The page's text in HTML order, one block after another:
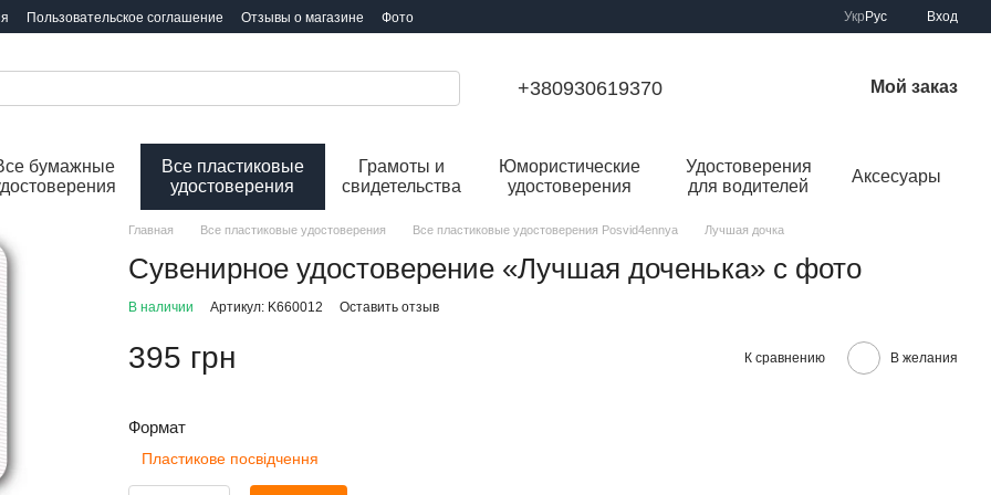
Пользовательское соглашение Отзывы о магазине Фото Укр Рус Вход
+380930619370 Мой заказ
бумажные
Все пластиковые
удостоверения
Грамоты и
свидетельства
Юмористические
удостоверения
Удостоверения
для водителей
Аксесуары
Главная Все пластиковые удостоверения Все пластиковые удостоверения Posvid4ennya Лучшая дочка
Сувенирное удостоверение «Лучшая доченька» с фото
В наличии Артикул: K660012 Оставить отзыв
395 грн К сравнению В желания
Формат
Пластикове посвідчення